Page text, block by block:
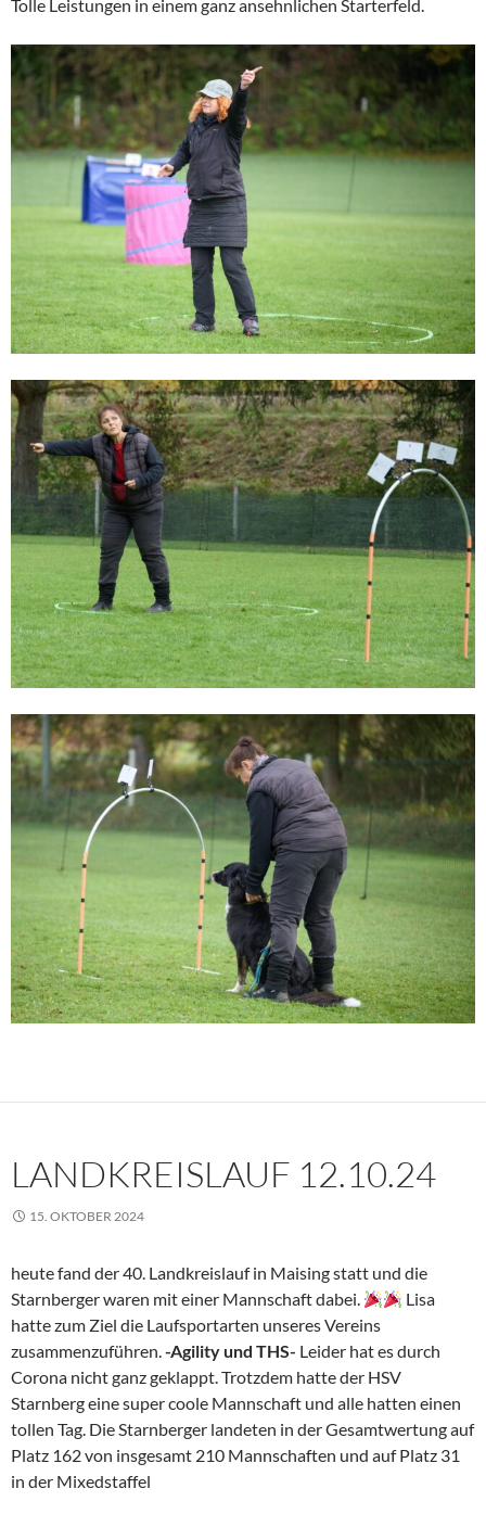
Tolle Leistungen in einem ganz ansehnlichen Starterfeld.
LANDKREISLAUF 12.10.24
15. OKTOBER 2024
heute fand der 40. Landkreislauf in Maising statt und die
Starnberger waren mit einer Mannschaft dabei.
Lisa
hatte zum Ziel die Laufsportarten unseres Vereins
zusammenzuführen.-Agility und THS- Leider hat es durch
Corona nicht ganz geklappt. Trotzdem hatte der HSV
Starnberg eine super coole Mannschaft und alle hatten einen
tollen Tag. Die Starnberger landeten in der Gesamtwertung auf
Platz 162 von insgesamt 210 Mannschaften und auf Platz 31
in der Mixedstaffel